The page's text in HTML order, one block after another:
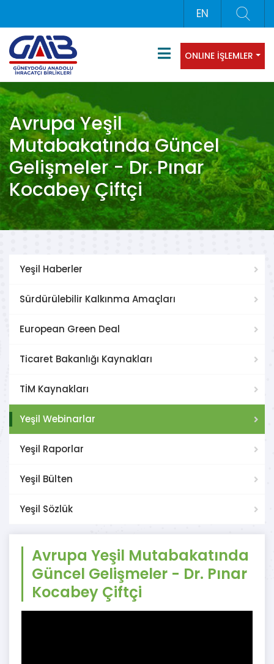
EN
ONLINE İŞLEMLER
Avrupa Yeşil
Mutabakatında Güncel
Gelişmeler - Dr. Pınar
Kocabey Çiftçi
Yeşil Haberler
Sürdürülebilir Kalkınma Amaçları
European Green Deal
Ticaret Bakanlığı Kaynakları
TİM Kaynakları
Yeşil Webinarlar
Yeşil Raporlar
Yeşil Bülten
Yeşil Sözlük
Avrupa Yeşil Mutabakatında
Güncel Gelişmeler - Dr. Pınar
Kocabey Çiftçi